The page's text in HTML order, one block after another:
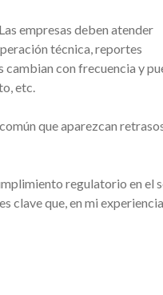
empresas deben atender
técnica, reportes
con frecuencia y
etc.
que aparezcan
regulatorio en el
clave que, en mi